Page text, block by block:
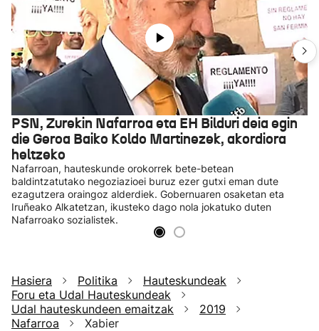
PSN, Zurekin Nafarroa eta EH Bilduri deia egin
die Geroa Baiko Koldo Martinezek, akordiora
heltzeko
Nafarroan, hauteskunde orokorrek bete-betean
baldintzatutako negoziazioei buruz ezer gutxi eman dute
ezagutzera oraingoz alderdiek. Gobernuaren osaketan eta
Iruñeako Alkatetzan, ikusteko dago nola jokatuko duten
Nafarroako sozialistek.
Hasiera Politika
Hauteskundeak
Foru eta Udal Hauteskundeak
Udal hauteskundeen emaitzak
2019
Nafarroa
Xabier